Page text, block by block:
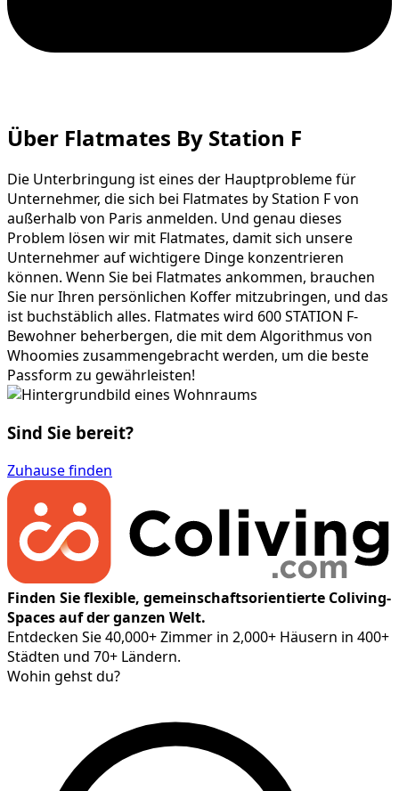
Über Flatmates By Station F
Die Unterbringung ist eines der Hauptprobleme für
Unternehmer, die sich bei Flatmates by Station F von
außerhalb von Paris anmelden. Und genau dieses
Problem lösen wir mit Flatmates, damit sich unsere
Unternehmer auf wichtigere Dinge konzentrieren
können. Wenn Sie bei Flatmates ankommen, brauchen
Sie nur Ihren persönlichen Koffer mitzubringen, und das
ist buchstäblich alles. Flatmates wird 600 STATION F-
Bewohner beherbergen, die mit dem Algorithmus von
Whoomies zusammengebracht werden, um die beste
Passform zu gewährleisten!
Sind Sie bereit?
Zuhause finden
Finden Sie flexible, gemeinschaftsorientierte Coliving-
Spaces auf der ganzen Welt.
Entdecken Sie 40,000+ Zimmer in 2,000+ Häusern in 400+
Städten und 70+ Ländern.
Wohin gehst du?